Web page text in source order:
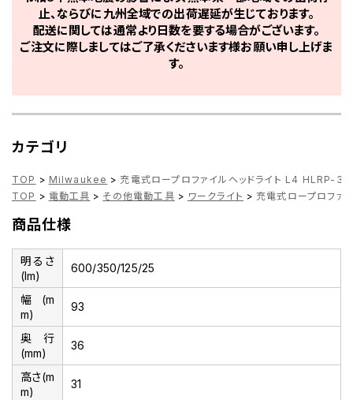
止、ならびに九州全域での出荷遅延が生じております。
配送に関しては通常より日数を要する場合がございます。
ご注文に際しましてはご了承くださいます様お願い申し上げま
す。
カテゴリ
TOP > Milwaukee > 充電式ロープロファイルヘッドライト L4 HLRP-
TOP > 電動工具 > その他電動工具 > ワークライト > 充電式ロープロフ
商品仕様
明るさ
(lm)
600/350/125/25
幅(m
m)
93
奥行
(mm)
36
高さ(m
m)
31